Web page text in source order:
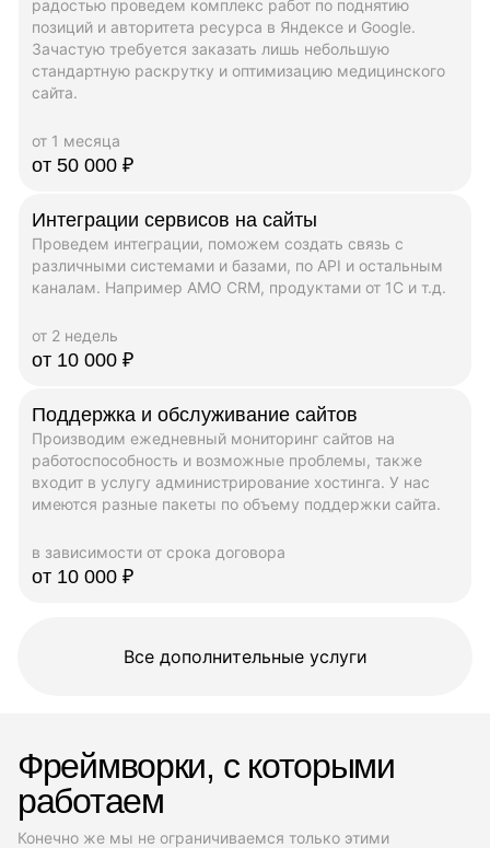
радостью проведем комплекс работ по поднятию
позиций и авторитета ресурса в Яндексе и Google.
Зачастую требуется заказать лишь небольшую
стандартную раскрутку и оптимизацию медицинского
сайта.
от 1 месяца
от 50 000 ₽
Интеграции сервисов на сайты
Проведем интеграции, поможем создать связь с
различными системами и базами, по API и остальным
каналам. Например AMO CRM, продуктами от 1C и т.д.
от 2 недель
от 10 000 ₽
Поддержка и обслуживание сайтов
Производим ежедневный мониторинг сайтов на
работоспособность и возможные проблемы, также
входит в услугу администрирование хостинга. У нас
имеются разные пакеты по объему поддержки сайта.
в зависимости от срока договора
от 10 000 ₽
Все дополнительные услуги
Фреймворки, с которыми
работаем
Конечно же мы не ограничиваемся только этими